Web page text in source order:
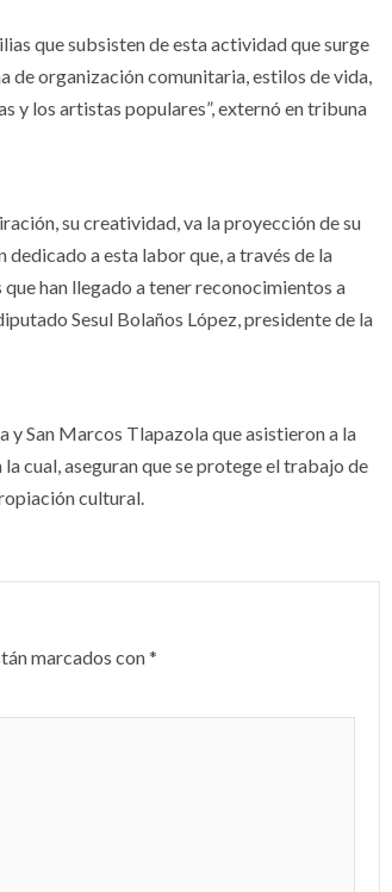
que subsisten de esta actividad que surge
de organización comunitaria, estilos de vida,
y los artistas populares”, externó en tribuna
su creatividad, va la proyección de su
dedicado a esta labor que, a través de la
han llegado a tener reconocimientos a
Sesul Bolaños López, presidente de la
San Marcos Tlapazola que asistieron a la
cual, aseguran que se protege el trabajo de
cultural.
marcados con*